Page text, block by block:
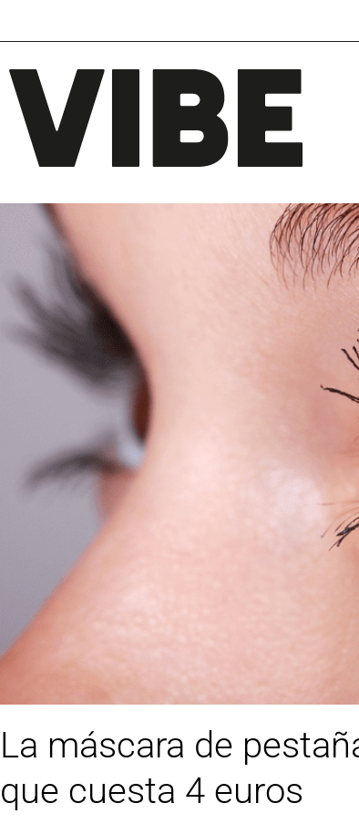
La máscara de
que cuesta 4 euros